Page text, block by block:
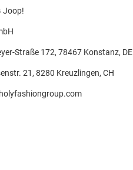
Joop!
Straße 172, 78467 Konstanz, DE
21, 8280 Kreuzlingen, CH